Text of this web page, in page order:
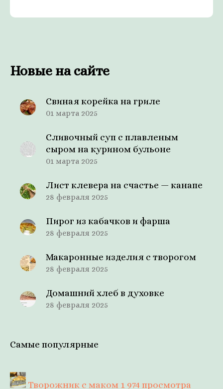
Новые на сайте
Свиная корейка на гриле
01 марта 2025
Сливочный суп с плавленым
сыром на курином бульоне
01 марта 2025
Лист клевера на счастье — канапе
28 февраля 2025
Пирог из кабачков и фарша
28 февраля 2025
Макаронные изделия с творогом
28 февраля 2025
Домашний хлеб в духовке
28 февраля 2025
Самые популярные
Творожник с маком 1 974 просмотра